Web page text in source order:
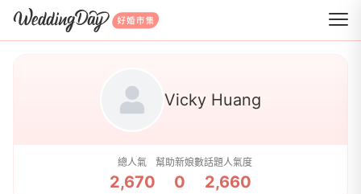
WeddingDay 好婚市集
Vicky Huang
總人氣
2,670
幫助新娘數
0
話題人氣度
2,660